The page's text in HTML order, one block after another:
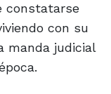
constatarse
con su
manda judicial